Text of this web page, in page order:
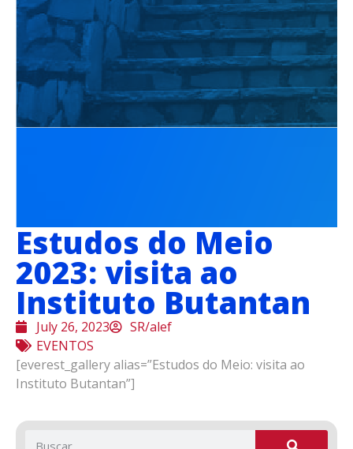
Estudos do Meio
2023: visita ao
Instituto Butantan
July 26, 2023
SR/alef
EVENTOS
[everest_gallery alias=”Estudos do Meio: visita ao
Instituto Butantan”]